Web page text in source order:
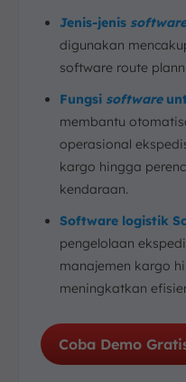
Jenis-jenis software
digunakan
software route
Fungsi software
membantu
operasional
kargo hingga
kendaraan.
Software logistik
pengelolaan
manajemen kargo
meningkatkan
Coba Demo